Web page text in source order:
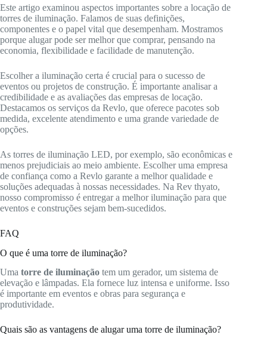
Este artigo examinou aspectos importantes sobre a locação de
torres de iluminação. Falamos de suas definições,
componentes e o papel vital que desempenham. Mostramos
porque alugar pode ser melhor que comprar, pensando na
economia, flexibilidade e facilidade de manutenção.
Escolher a iluminação certa é crucial para o sucesso de
eventos ou projetos de construção. É importante analisar a
credibilidade e as avaliações das empresas de locação.
Destacamos os serviços da Revlo, que oferece pacotes sob
medida, excelente atendimento e uma grande variedade de
opções.
As torres de iluminação LED, por exemplo, são econômicas e
menos prejudiciais ao meio ambiente. Escolher uma empresa
de confiança como a Revlo garante a melhor qualidade e
soluções adequadas à nossas necessidades. Na Rev thyato,
nosso compromisso é entregar a melhor iluminação para que
eventos e construções sejam bem-sucedidos.
FAQ
O que é uma torre de iluminação?
Uma torre de iluminação tem um gerador, um sistema de
elevação e lâmpadas. Ela fornece luz intensa e uniforme. Isso
é importante em eventos e obras para segurança e
produtividade.
Quais são as vantagens de alugar uma torre de iluminação?